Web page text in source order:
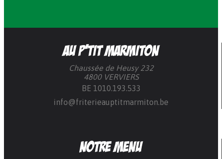
Au P’tit Marmiton
Chaussée de Heusy 232
4800 VERVIERS
BE 1010.193.533
info@friterieauptitmarmiton.be
Notre menu